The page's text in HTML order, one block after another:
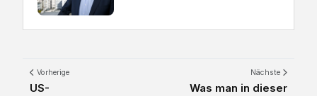
Vorherige
US-
Nächste
Was man in dieser